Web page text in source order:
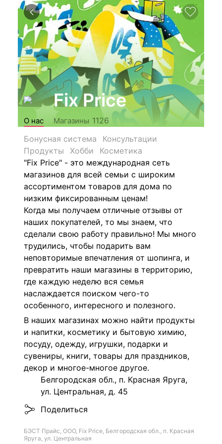
Fix Price
О нас Магазины 1126
Бонусная система
Консультации
Продукты
Хобби
Косметика
"Fix Price" - это международная сеть
магазинов для всей семьи с широким
ассортиментом товаров для дома по
низким фиксированным ценам!
Когда мы получаем отличные отзывы от
наших покупателей, то мы знаем, что
сделали свою работу правильно! Мы много
трудились, чтобы подарить вам
неповторимые впечатления от шопинга, и
превратить наши магазины в территорию,
где каждую неделю вся семья
наслаждается поиском чего-то
особенного, интересного и полезного.
В наших магазинах можно найти продукты
и напитки, косметику и бытовую химию,
посуду, одежду, игрушки, подарки и
сувениры, книги, товары для праздников,
декор и многое-многое другое.
Белгородская обл., п. Красная Яруга,
ул. Центральная, д. 45
Поделиться
БЭСТ Прайс, ООО, Fix Price, Белгородская обл., п. Красная
Яруга, ул. Центральная